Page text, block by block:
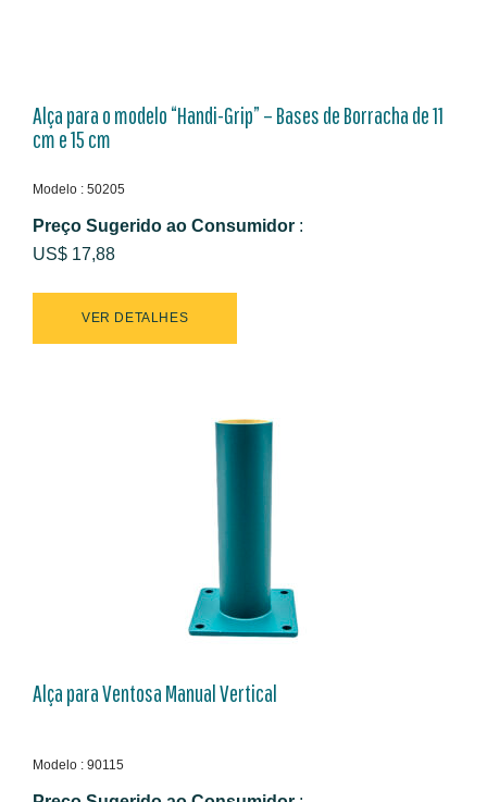
Alça para o modelo “Handi-Grip” – Bases de Borracha de 11
cm e 15 cm
Modelo : 50205
Preço Sugerido ao Consumidor :
US$ 17,88
VER DETALHES
Alça para Ventosa Manual Vertical
Modelo : 90115